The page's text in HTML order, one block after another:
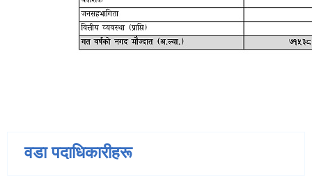
वडा पदाधिकारीहरू